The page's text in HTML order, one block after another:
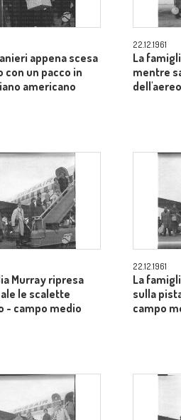
appena scesa
con un pacco in
americano
22.12.1961
La
mentre
Murray ripresa
le scalette
- campo medio
22.12.1961
La
sulla
campo